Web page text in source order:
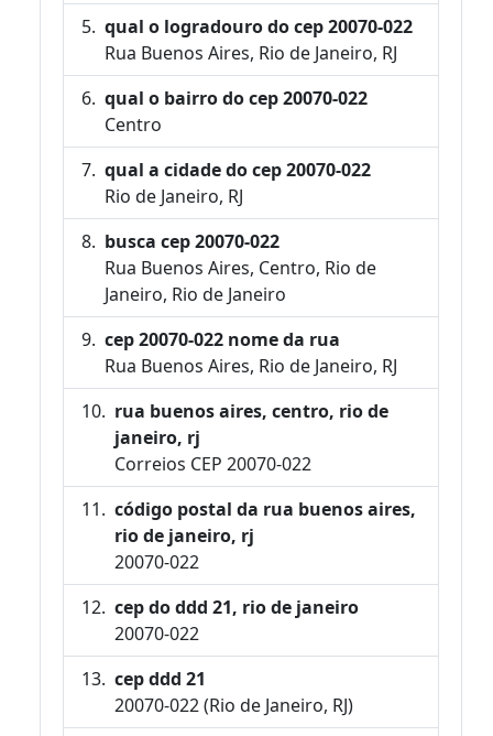
qual o logradouro do cep 20070-022
Rua Buenos Aires, Rio de Janeiro, RJ
qual o bairro do cep 20070-022
Centro
qual a cidade do cep 20070-022
Rio de Janeiro, RJ
busca cep 20070-022
Rua Buenos Aires, Centro, Rio de
Janeiro, Rio de Janeiro
cep 20070-022 nome da rua
Rua Buenos Aires, Rio de Janeiro, RJ
rua buenos aires, centro, rio de
janeiro, rj
Correios CEP 20070-022
código postal da rua buenos aires,
rio de janeiro, rj
20070-022
cep do ddd 21, rio de janeiro
20070-022
cep ddd 21
20070-022 (Rio de Janeiro, RJ)